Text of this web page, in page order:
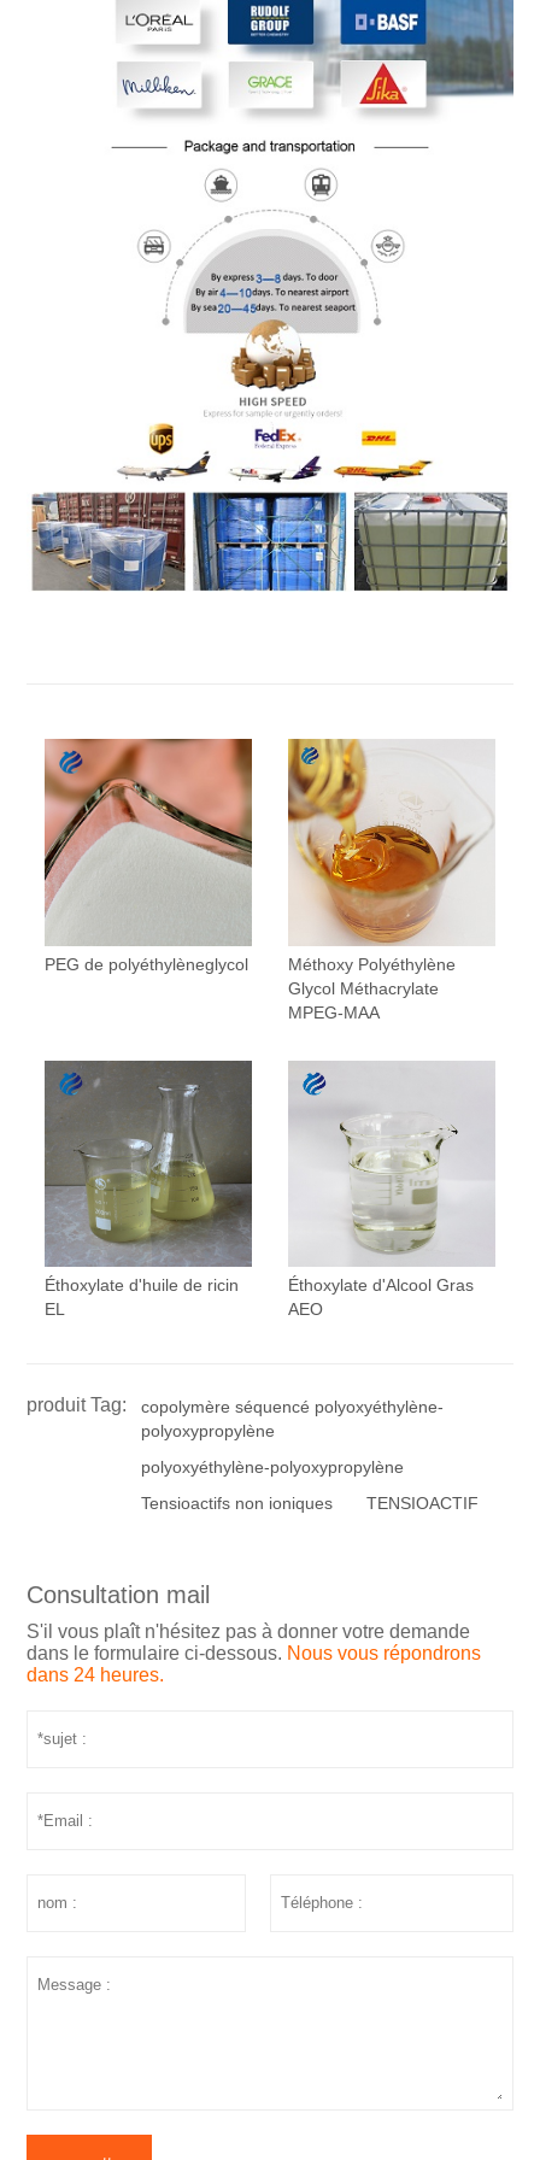
PEG de polyéthylèneglycol
Méthoxy Polyéthylène
Glycol Méthacrylate
MPEG-MAA
Éthoxylate d'huile de ricin
EL
Éthoxylate d'Alcool Gras
AEO
produit Tag:
copolymère séquencé polyoxyéthylène-
polyoxypropylène
polyoxyéthylène-polyoxypropylène
Tensioactifs non ioniques
TENSIOACTIF
Consultation mail
S'il vous plaît n'hésitez pas à donner votre demande
dans le formulaire ci-dessous. Nous vous répondrons
dans 24 heures.